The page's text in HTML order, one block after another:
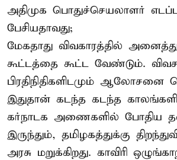
அதிமுக பொதுச்செயலாளர்
பேசியதாவது;
மேகதாது விவகாரத்தில்
கூட்டத்தை கூட்ட வேண்டும்.
பிரதிநிதிகளிடமும் ஆலோசனை
இதுதான் கடந்த கடந்த
கர்நாடக அணைகளில் போதிய
இருந்தும், தமிழகத்துக்கு
அரசு மறுக்கிறது. காவிரி